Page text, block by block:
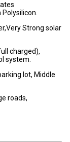
Strong solar
charged),
system.
lot, Middle
roads,